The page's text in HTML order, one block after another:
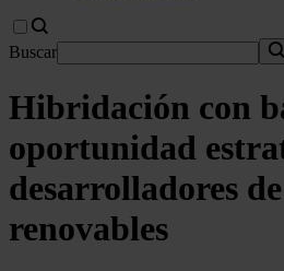
Buscar
Hibridación con
oportunidad
desarrolladores
renovables